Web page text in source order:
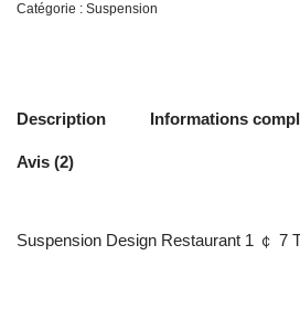
Catégorie : Suspension
Description Informations
Avis (2)
Suspension Design Restaurant 1 ￠ 7